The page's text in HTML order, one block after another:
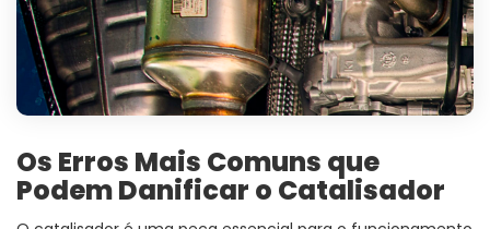
Os Erros Mais Comuns que
Podem Danificar o Catalisador